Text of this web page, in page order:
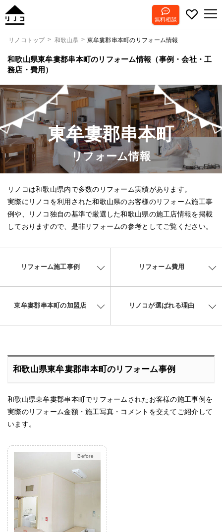
無料相談
リノコトップ 和歌山県 東牟婁郡串本町のリフォーム情報
和歌山県東牟婁郡串本町のリフォーム情報（事例・会社・工
務店・費用）
東牟婁郡串本町
リフォーム情報
リノコは和歌山県内で多数のリフォーム実績があります。
実際にリノコを利用された和歌山県のお客様のリフォーム施工事
例や、リノコ独自の基準で厳選した和歌山県の施工店情報を掲載
しておりますので、是非リフォームの参考としてご覧ください。
リフォーム施工事例 リフォーム費用
東牟婁郡串本町の加盟店 リノコが選ばれる理由
和歌山県東牟婁郡串本町のリフォーム事例
和歌山県東牟婁郡串本町でリフォームされたお客様の施工事例を
実際のリフォーム金額・施工写真・コメントを交えてご紹介して
います。
After